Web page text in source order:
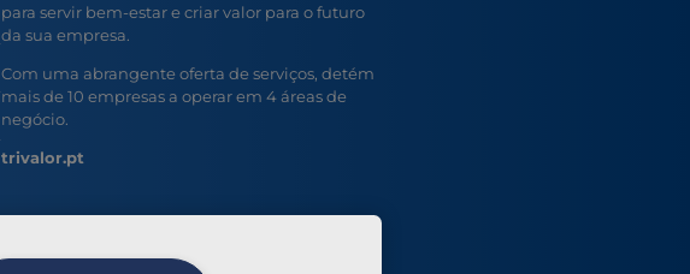
para servir bem-estar e criar valor para o futuro
da sua empresa.
Com uma abrangente oferta de serviços, detém
mais de 10 empresas a operar em 4 áreas de
negócio.
trivalor.pt